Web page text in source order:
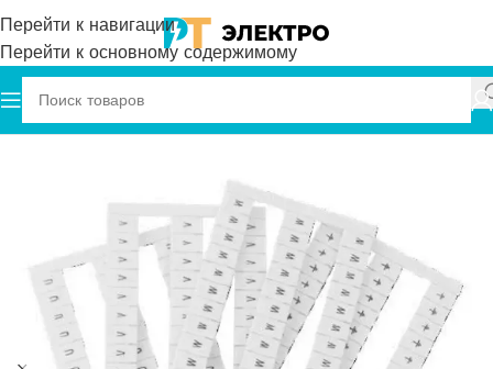
Перейти к навигации
Перейти к основному содержимому
Главная Onka Маркировка